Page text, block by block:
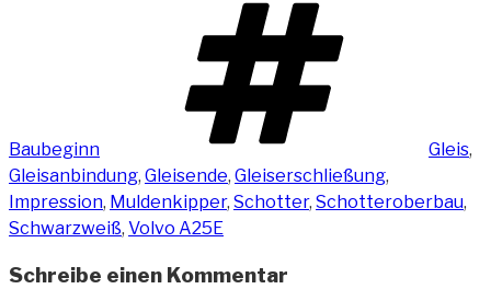
Baubeginn Gleis,
Gleisanbindung, Gleisende, Gleiserschließung,
Impression, Muldenkipper, Schotter, Schotteroberbau,
Schwarzweiß, Volvo A25E
Schreibe einen Kommentar